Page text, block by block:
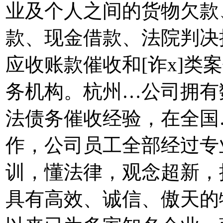
业及个人之间的货物欠
款、现金借款、法院判
应收账款催收和[诈x]类
务机构。杭州…公司拥有
法债务催收经验，在全
作，公司员工全部经过
训，懂法律，观念超新
具有高效、诚信、傲天